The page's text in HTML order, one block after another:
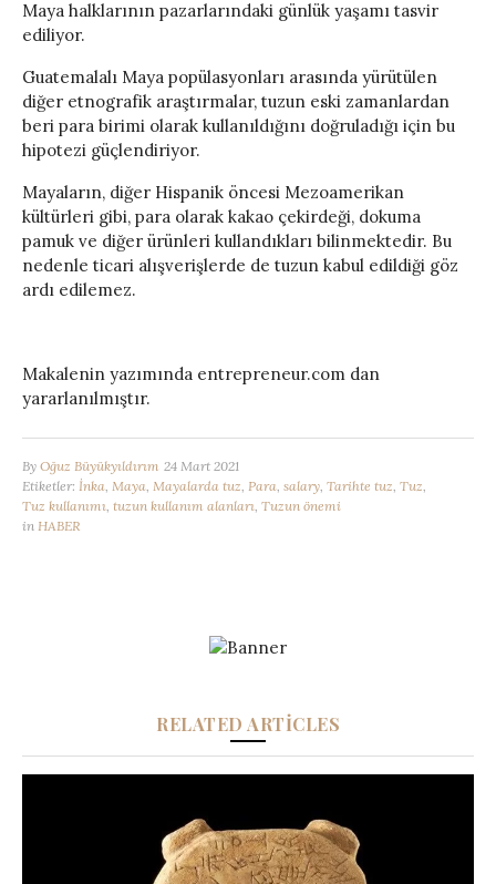
Maya halklarının pazarlarındaki günlük yaşamı tasvir
ediliyor.
Guatemalalı Maya popülasyonları arasında yürütülen
diğer etnografik araştırmalar, tuzun eski zamanlardan
beri para birimi olarak kullanıldığını doğruladığı için bu
hipotezi güçlendiriyor.
Mayaların, diğer Hispanik öncesi Mezoamerikan
kültürleri gibi, para olarak kakao çekirdeği, dokuma
pamuk ve diğer ürünleri kullandıkları bilinmektedir. Bu
nedenle ticari alışverişlerde de tuzun kabul edildiği göz
ardı edilemez.
Makalenin yazımında entrepreneur.com dan
yararlanılmıştır.
By Oğuz Büyükyıldırım 24 Mart 2021
Etiketler: İnka, Maya, Mayalarda tuz, Para, salary, Tarihte tuz, Tuz,
Tuz kullanımı, tuzun kullanım alanları, Tuzun önemi
in HABER
RELATED ARTICLES